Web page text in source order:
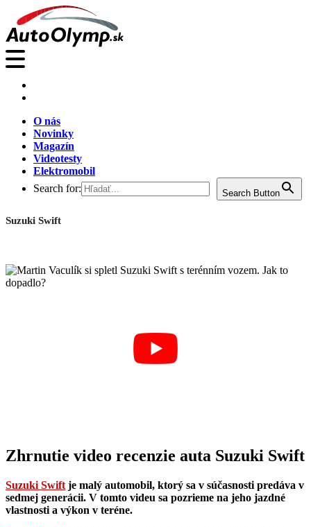
O nás
Novinky
Magazín
Videotesty
Elektromobil
Search for:
Search Button
Suzuki Swift
Zhrnutie video recenzie auta Suzuki Swift
Suzuki Swift je malý automobil, ktorý sa v súčasnosti predáva v
sedmej generácii. V tomto videu sa pozrieme na jeho jazdné
vlastnosti a výkon v teréne.